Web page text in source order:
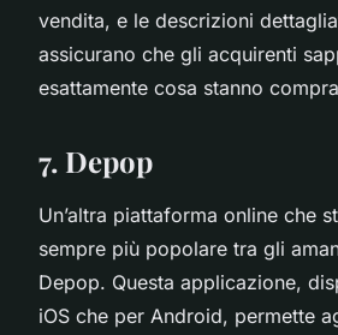
vendita, e le descrizioni
assicurano che gli acquirenti
esattamente cosa stanno
7. Depop
Un’altra piattaforma online che
sempre più popolare tra gli
Depop. Questa applicazione,
iOS che per Android, permette